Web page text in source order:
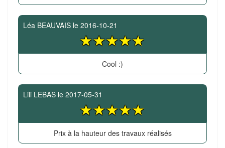
Léa BEAUVAIS le 2016-10-21
Cool :)
Lili LEBAS le 2017-05-31
Prix à la hauteur des travaux réalisés